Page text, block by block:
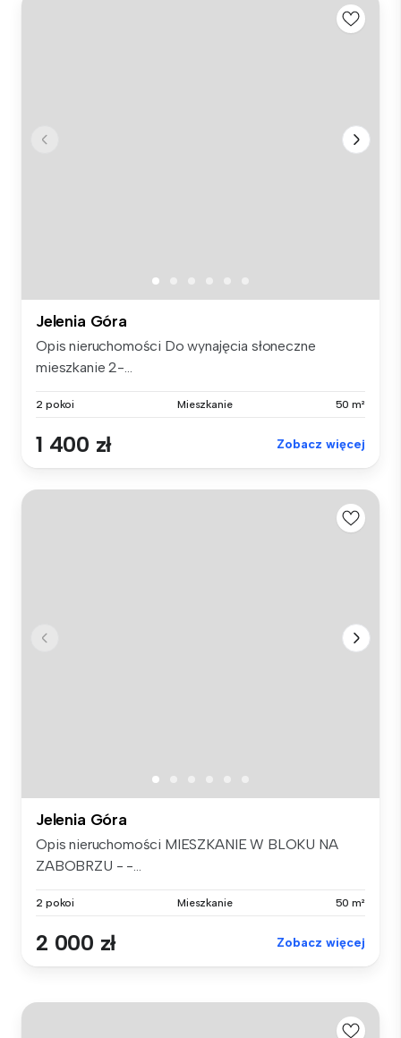
Jelenia Góra
Opis nieruchomości Do wynajęcia słoneczne
mieszkanie 2-...
2 pokoi Mieszkanie 50 m²
1 400 zł Zobacz więcej
Jelenia Góra
Opis nieruchomości MIESZKANIE W BLOKU NA
ZABOBRZU - -...
2 pokoi Mieszkanie 50 m²
2 000 zł Zobacz więcej